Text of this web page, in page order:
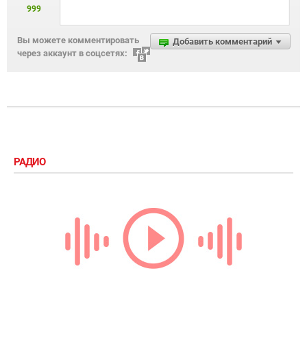
999
Добавить комментарий
Вы можете комментировать
через аккаунт в соцсетях:
РАДИО